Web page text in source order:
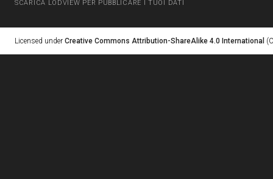
SCARICA LODVIEW PER PUBBLICARE I TUOI DATI
Licensed under Creative Commons Attribution-ShareAlike 4.0 International